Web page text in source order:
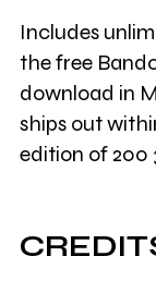
Includes
the free
download in
ships out
edition of 200